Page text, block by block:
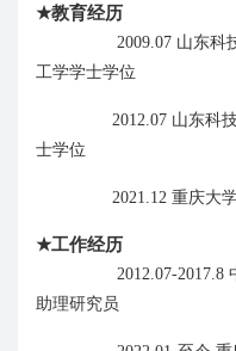
★教育经历
2009 .07 山东科
工学学士学位
2012 .07 山东科
士学位
2021. 12 重庆大
★工作经历
2012 .07-2017.8
助理研究员